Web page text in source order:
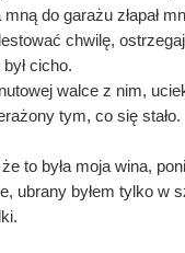
mną do garażu złapał
chwilę,
cicho.
walce z nim,
tym, co się stało.
że to była moja wina,
ubrany byłem tylko w